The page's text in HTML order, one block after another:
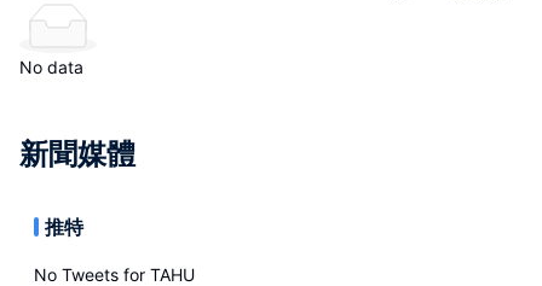
No data
新聞媒體
推特
No Tweets for TAHU